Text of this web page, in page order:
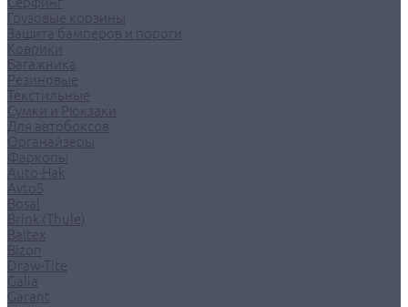
Грузовые корзины
Защита бамперов и пороги
Коврики
Багажника
Резиновые
Текстильные
Сумки и Рюкзаки
Для автобоксов
Органайзеры
Фаркопы
Auto-Hak
AvtoS
Bosal
Brink (Thule)
Baltex
Bizon
Draw-Tite
Galia
Garant